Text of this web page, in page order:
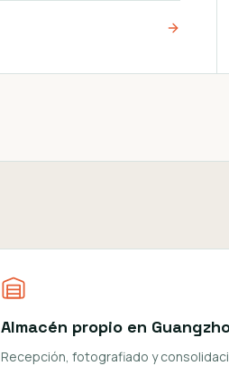
Almacén propio en
Recepción, fotografiado y